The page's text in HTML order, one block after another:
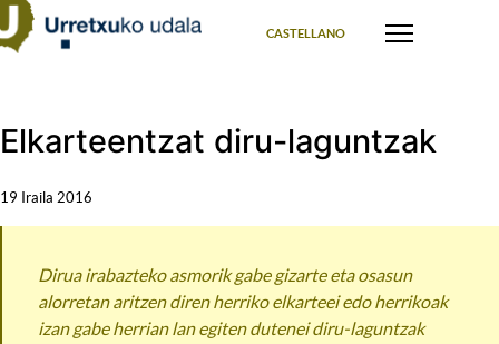
CASTELLANO
Elkarteentzat diru-laguntzak
19 Iraila 2016
Dirua irabazteko asmorik gabe gizarte eta osasun
alorretan aritzen diren herriko elkarteei edo herrikoak
izan gabe herrian lan egiten dutenei diru-laguntzak